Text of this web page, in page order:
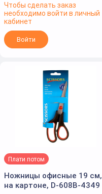
Чтобы сделать заказ
необходимо войти в личный
кабинет
Войти
Плати потом
Ножницы офисные 19 см,
на картоне, D-608B-4349